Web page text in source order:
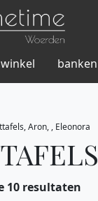
banken
Aron, , Eleonora
10 resultaten